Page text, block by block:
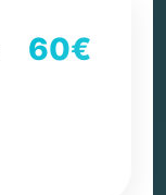
60€